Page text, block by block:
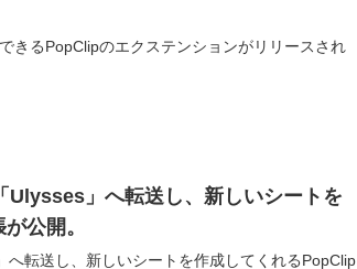
きるPopClipのエクステンションがリリースされ
Ulysses」へ転送し、新しいシートを
公開。
転送し、新しいシートを作成してくれるPopClip